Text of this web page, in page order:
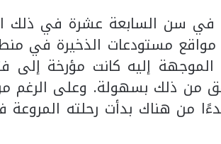
في سن السابعة عشرة في ذلك
مواقع مستودعات الذخيرة في
الموجهة إليه كانت مؤرخة إلى
من ذلك بسهولة. وعلى الرغم
من هناك بدأت رحلته